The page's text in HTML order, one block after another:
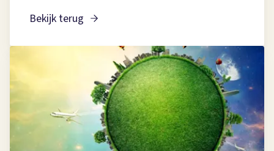
Bekijk terug